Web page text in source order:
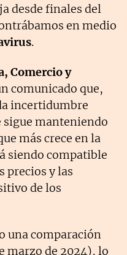
desde finales del
en medio
.
Comercio y
comunicado que,
incertidumbre
manteniendo
más crece en la
siendo compatible
precios y las
de los
una comparación
marzo de 2024), lo